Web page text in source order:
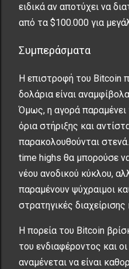
ειδικά αν αποτύχει να
από τα $100.000 για
Συμπεράσματα
Η επιστροφή του Bitcoin
δολάρια είναι
Όμως, η αγορά παραμένει
όρια στήριξης και
παρακολουθούνται
time highs θα μπορούσε
νέου ανοδικού κύκλου,
παραμένουν ψύχραιμοι
στρατηγικές διαχείρισης
Η πορεία του Bitcoin
του ενδιαφέροντος και
αναμένεται να είναι